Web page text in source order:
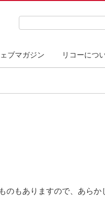
ブマガジン リコーにつ
検索キーワード入力
もありますので、あらか